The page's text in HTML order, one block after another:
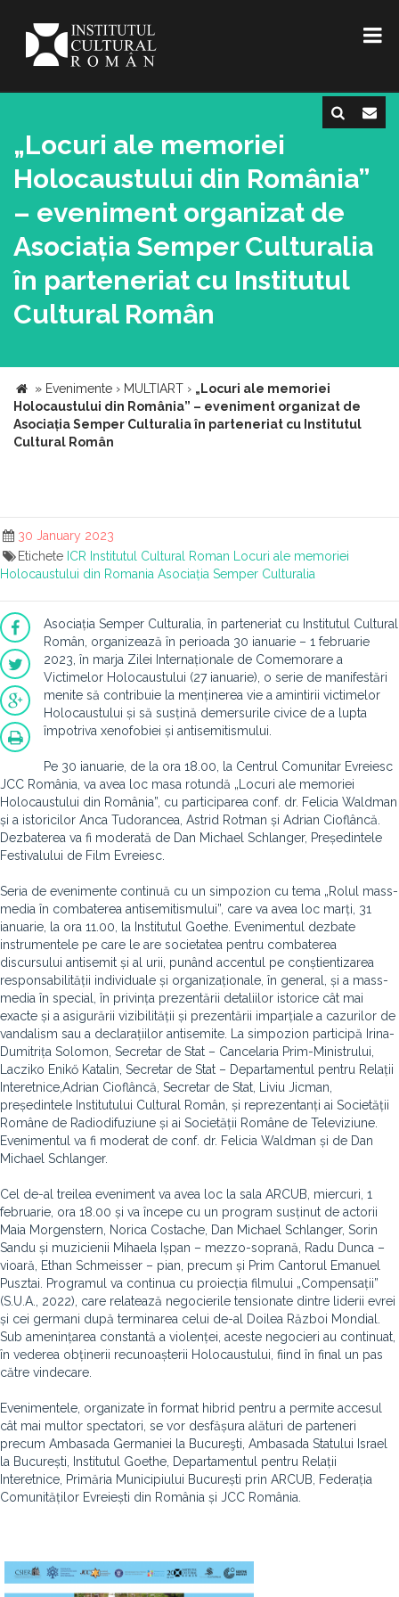
„Locuri ale memoriei
Holocaustului din România”
– eveniment organizat de
Asociația Semper Culturalia
în parteneriat cu Institutul
Cultural Român
» Evenimente › MULTIART › „Locuri ale memoriei
Holocaustului din România” – eveniment organizat de
Asociația Semper Culturalia în parteneriat cu Institutul
Cultural Român
30 January 2023
Etichete ICR Institutul Cultural Roman
Locuri ale memoriei
Holocaustului din Romania Asociația Semper Culturalia
Asociația Semper Culturalia, în parteneriat cu Institutul Cultural
Român, organizează în perioada 30 ianuarie – 1 februarie
2023, în marja Zilei Internaționale de Comemorare a
Victimelor Holocaustului (27 ianuarie), o serie de manifestări
menite să contribuie la menținerea vie a amintirii victimelor
Holocaustului și să susțină demersurile civice de a lupta
împotriva xenofobiei și antisemitismului.
Pe 30 ianuarie, de la ora 18.00, la Centrul Comunitar Evreiesc
JCC România, va avea loc masa rotundă „Locuri ale memoriei
Holocaustului din România”, cu participarea conf. dr. Felicia Waldman
și a istoricilor Anca Tudorancea, Astrid Rotman și Adrian Cioflâncă.
Dezbaterea va fi moderată de Dan Michael Schlanger, Președintele
Festivalului de Film Evreiesc.
Seria de evenimente continuă cu un simpozion cu tema „Rolul mass-
media în combaterea antisemitismului”, care va avea loc marți, 31
ianuarie, la ora 11.00, la Institutul Goethe. Evenimentul dezbate
instrumentele pe care le are societatea pentru combaterea
discursului antisemit și al urii, punând accentul pe conștientizarea
responsabilității individuale și organizaționale, în general, și a mass-
media în special, în privința prezentării detaliilor istorice cât mai
exacte și a asigurării vizibilității și prezentării imparțiale a cazurilor de
vandalism sau a declarațiilor antisemite. La simpozion participă Irina-
Dumitrița Solomon, Secretar de Stat – Cancelaria Prim-Ministrului,
Lacziko Enikő Katalin, Secretar de Stat – Departamentul pentru Relații
Interetnice,Adrian Cioflâncă, Secretar de Stat, Liviu Jicman,
președintele Institutului Cultural Român, și reprezentanți ai Societății
Române de Radiodifuziune și ai Societății Române de Televiziune.
Evenimentul va fi moderat de conf. dr. Felicia Waldman și de Dan
Michael Schlanger.
Cel de-al treilea eveniment va avea loc la sala ARCUB, miercuri, 1
februarie, ora 18.00 și va începe cu un program susținut de actorii
Maia Morgenstern, Norica Costache, Dan Michael Schlanger, Sorin
Sandu și muzicienii Mihaela Ișpan – mezzo-soprană, Radu Dunca –
vioară, Ethan Schmeisser – pian, precum și Prim Cantorul Emanuel
Pusztai. Programul va continua cu proiecția filmului „Compensații”
(S.U.A., 2022), care relatează negocierile tensionate dintre liderii evrei
și cei germani după terminarea celui de-al Doilea Război Mondial.
Sub amenințarea constantă a violenței, aceste negocieri au continuat,
în vederea obținerii recunoașterii Holocaustului, fiind în final un pas
către vindecare.
Evenimentele, organizate în format hibrid pentru a permite accesul
cât mai multor spectatori, se vor desfășura alături de parteneri
precum Ambasada Germaniei la Bucureşti, Ambasada Statului Israel
la București, Institutul Goethe, Departamentul pentru Relații
Interetnice, Primăria Municipiului București prin ARCUB, Federația
Comunităților Evreiești din România și JCC România.